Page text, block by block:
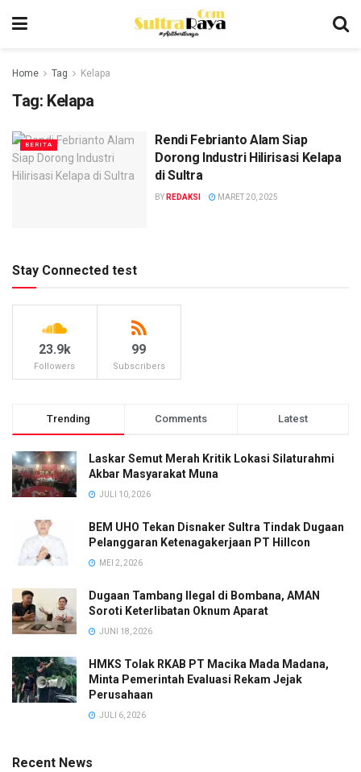
Home Tag Kelapa
Tag: Kelapa
BERITA
Rendi Febrianto Alam Siap
Dorong Industri Hilirisasi Kelapa
di Sultra
BY REDAKSI MARET 20, 2025
Stay Connected test
23.9k
Followers
99
Subscribers
Trending Comments Latest
Laskar Semut Merah Kritik Lokasi Silaturahmi
Akbar Masyarakat Muna
JULI 10, 2026
BEM UHO Tekan Disnaker Sultra Tindak Dugaan
Pelanggaran Ketenagakerjaan PT Hillcon
MEI 2, 2026
Dugaan Tambang Ilegal di Bombana, AMAN
Soroti Keterlibatan Oknum Aparat
JUNI 18, 2026
HMKS Tolak RKAB PT Macika Mada Madana,
Minta Pemerintah Evaluasi Rekam Jejak
Perusahaan
JULI 6, 2026
Recent News